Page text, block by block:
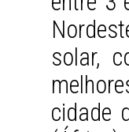
solar,
cidade